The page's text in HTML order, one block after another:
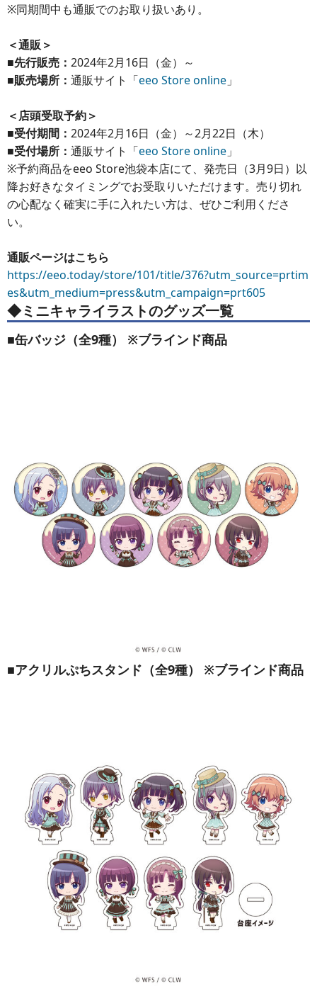
※同期間中も通販でのお取り扱いあり。
＜通販＞
■先行販売： 2024年2月16日（金）～
■販売場所： 通販サイト「eeo Store online 」
＜店頭受取予約＞
■受付期間： 2024年2月16日（金）～2月22日（木）
■受付場所： 通販サイト「eeo Store online 」
※予約商品をeeo Store池袋本店にて、発売日（3月9日）以
降お好きなタイミングでお受取りいただけます。売り切れ
の心配なく確実に手に入れたい方は、ぜひご利用くださ
い。
通販ページはこちら
https://eeo.today/store/101/title/376?utm_source=prtim
es&utm_medium=press&utm_campaign=prt605
◆ミニキャライラストのグッズ一覧
■缶バッジ（全9種） ※ブラインド商品
■アクリルぷちスタンド（全9種） ※ブラインド商品